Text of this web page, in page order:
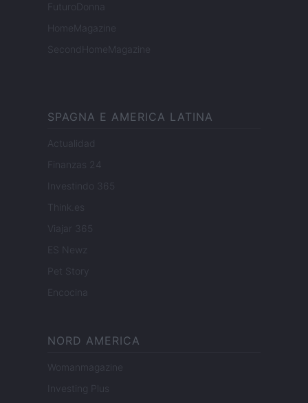
FuturoDonna
HomeMagazine
SecondHomeMagazine
SPAGNA E AMERICA LATINA
Actualidad
Finanzas 24
Investindo 365
Think.es
Viajar 365
ES Newz
Pet Story
Encocina
NORD AMERICA
Womanmagazine
Investing Plus